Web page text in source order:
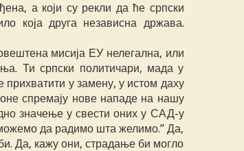
а који су рекли да ће српски
која друга независна држава.
мисија ЕУ нелегална, или
Ти српски политичари, мада у
прихватити у замену, у истом даху
спремају нове нападе на нашу
значење у свести оних у САД-у
да радимо шта желимо.” Да,
Да, кажу они, страдање би могло